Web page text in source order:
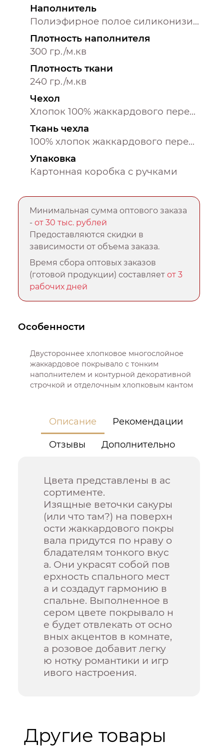
Наполнитель
Полиэфирное полое силиконизированное извитое волокно
Плотность наполнителя
300 гр./м.кв
Плотность ткани
240 гр./м.кв
Чехол
Хлопок 100% жаккардового переплетения
Ткань чехла
100% хлопок жаккардового переплетения
Упаковка
Картонная коробка с ручками
Минимальная сумма оптового заказа
-от 30 тыс. рублей
Предоставляются скидки в
зависимости от объема заказа.
Время сбора оптовых заказов
(готовой продукции) составляетот 3
рабочих дней
Особенности
Двустороннее хлопковое многослойное
жаккардовое покрывало с тонким
наполнителем и контурной декоративной
строчкой и отделочным хлопковым кантом
Описание Рекомендации
Отзывы Дополнительно
Цвета представлены в ас
сортименте.
Изящные веточки сакуры
(или что там?) на поверхн
ости жаккардового покры
вала придутся по нраву о
бладателям тонкого вкус
а. Они украсят собой пов
ерхность спального мест
а и создадут гармонию в
спальне. Выполненное в
сером цвете покрывало н
е будет отвлекать от осно
вных акцентов в комнате,
а розовое добавит легку
ю нотку романтики и игр
ивого настроения.
Другие товары